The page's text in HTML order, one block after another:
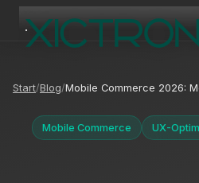
Start Blog Mobile Commerce 2026:
Mobile Commerce UX-
XICTRON